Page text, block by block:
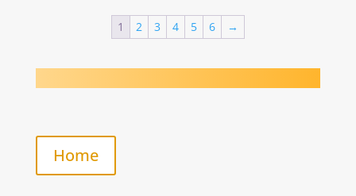
1 2 3 4 5 6 →
Home